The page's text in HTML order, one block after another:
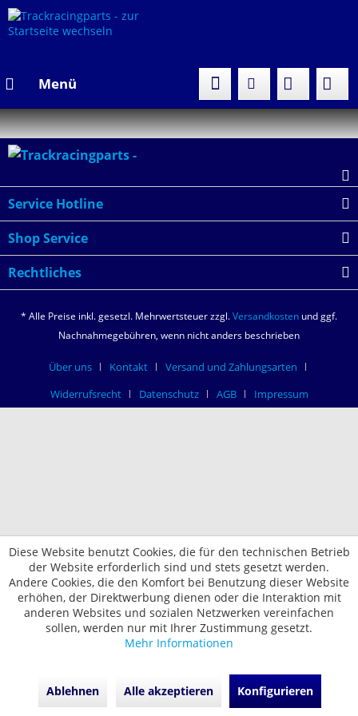
Menü
Service Hotline
Shop Service
Rechtliches
* Alle Preise inkl. gesetzl. Mehrwertsteuer zzgl.Versandkosten und ggf.
Nachnahmegebühren, wenn nicht anders beschrieben
Über uns Kontakt
Versand und Zahlungsarten
Widerrufsrecht
Datenschutz AGB Impressum
Diese Website benutzt Cookies, die für den technischen Betrieb
der Website erforderlich sind und stets gesetzt werden.
Andere Cookies, die den Komfort bei Benutzung dieser Website
erhöhen, der Direktwerbung dienen oder die Interaktion mit
anderen Websites und sozialen Netzwerken vereinfachen
sollen, werden nur mit Ihrer Zustimmung gesetzt.
Mehr Informationen
Ablehnen Alle akzeptieren Konfigurieren